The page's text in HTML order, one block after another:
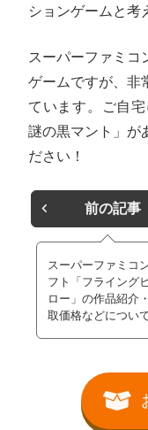
ションゲームと考
スーパーファミコ
ゲームですが、非
ています。ご自
謎の黒マント」が
ださい！
前の記事
スーパーファミコ
フト「フライング
ロー」の作品紹介
取価格などについ